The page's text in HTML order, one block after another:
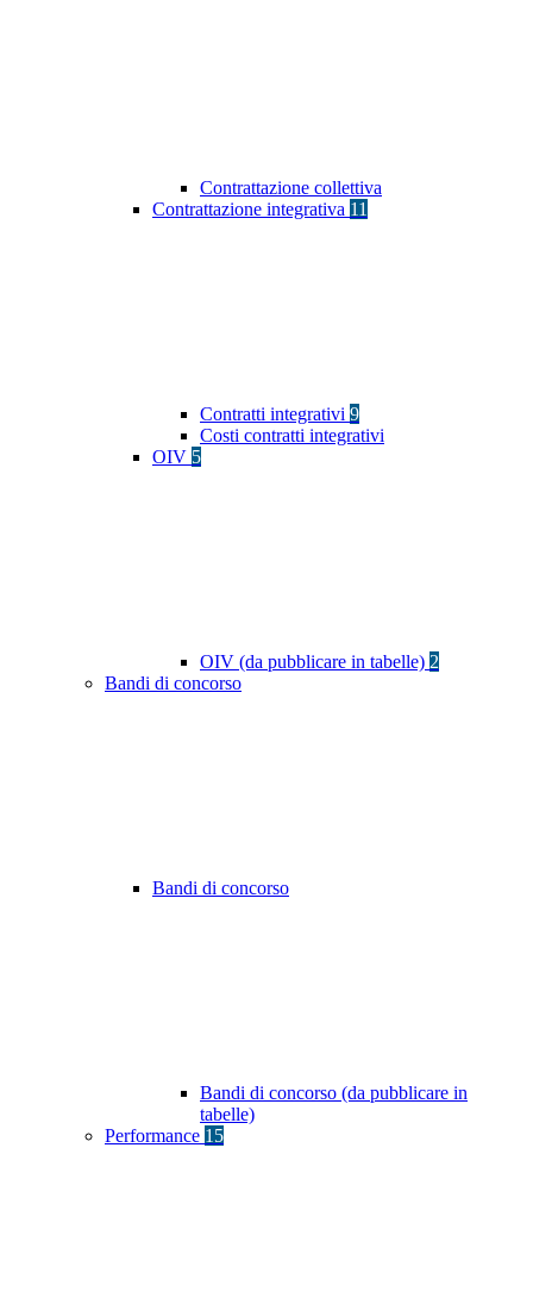
Contrattazione collettiva
Contrattazione integrativa 11
Contratti integrativi 9
Costi contratti integrativi
OIV 5
OIV (da pubblicare in tabelle) 2
Bandi di concorso
Bandi di concorso
Bandi di concorso (da pubblicare in
tabelle)
Performance 15